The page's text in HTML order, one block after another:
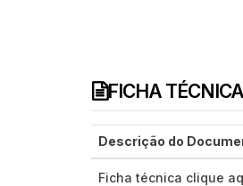
FICHA
Descrição do
Ficha técnica clique